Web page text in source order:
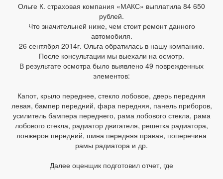
Ольге К. страховая компания «МАКС» выплатила 84 650
рублей.
Что значительней ниже, чем стоит ремонт данного
автомобиля.
26 сентября 2014г. Ольга обратилась в нашу компанию.
После консультации мы выехали на осмотр.
В результате осмотра было выявлено 49 поврежденных
элементов:
Капот, крыло переднее, стекло лобовое, дверь передняя
левая, бампер передний, фара передняя, панель приборов,
усилитель бампера переднего, рама лобового стекла, рама
лобового стекла, радиатор двигателя, решетка радиатора,
лонжерон передний, шина передняя правая, поперечина
рамы радиатора и др.
Далее оценщик подготовил отчет, где